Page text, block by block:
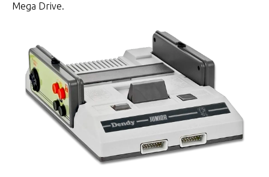
Mega Drive.